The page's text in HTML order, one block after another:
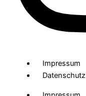
Impressum
Datenschutz